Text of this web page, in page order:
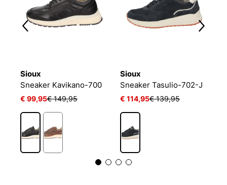
Sioux
Sneaker Kavikano-700
€ 99,95€ 149,95
Sioux
Sneaker Tasulio-702-J
€ 114,95€ 139,95